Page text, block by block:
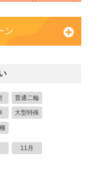
ン
普通二輪
大型特殊
11月